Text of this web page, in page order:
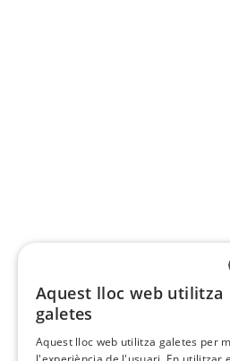
Aquest lloc web utilitza
galetes
Aquest lloc web utilitza galetes per